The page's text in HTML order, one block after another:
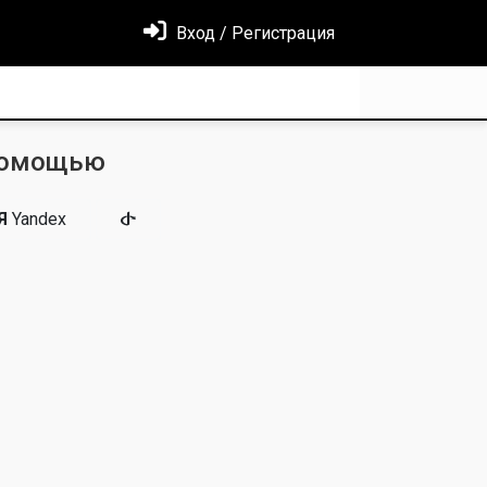
Вход / Регистрация
Yandex